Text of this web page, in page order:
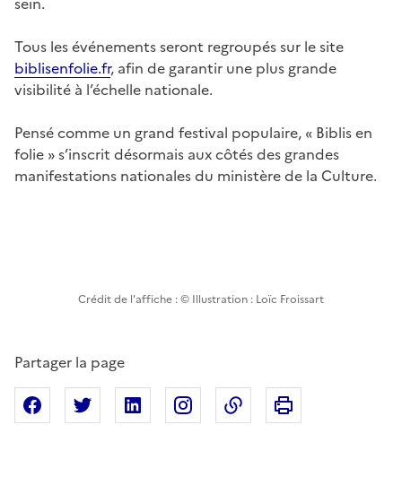
Tous les événements seront regroupés sur le site
biblisenfolie.fr, afin de garantir une plus grande
visibilité à l’échelle nationale.
Pensé comme un grand festival populaire, « Biblis en
folie » s’inscrit désormais aux côtés des grandes
manifestations nationales du ministère de la Culture.
Crédit de l'affiche : © Illustration : Loïc Froissart
Partager la page
Partager sur Facebook
Partager sur XPartager sur Linkedin
Partager sur Instagram
Copier dans le
Imprimer cette